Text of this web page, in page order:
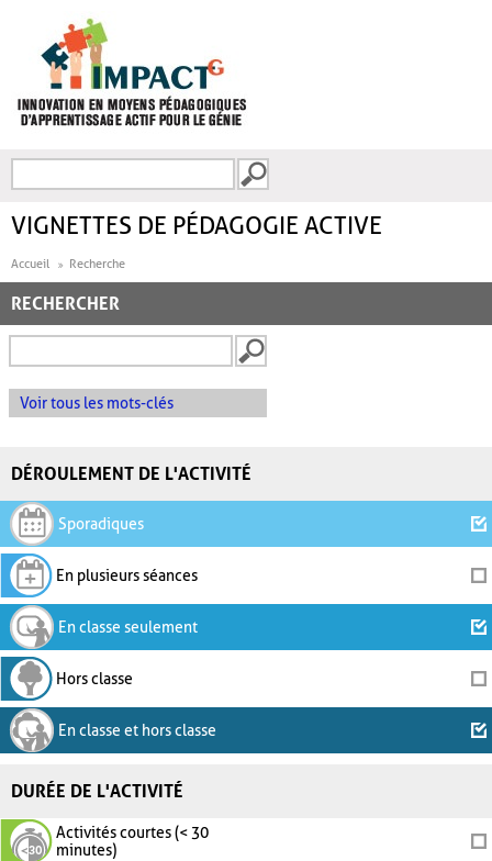
FORMULAIRE DE
VIGNETTES DE PÉDAGOGIE ACTIVE
Accueil Recherche
RECHERCHER
Voir tous les mots-clés
DÉROULEMENT DE L'ACTIVITÉ
Sporadiques
En plusieurs séances
En classe seulement
Hors classe
En classe et hors classe
DURÉE DE L'ACTIVITÉ
Activités courtes (< 30
minutes)